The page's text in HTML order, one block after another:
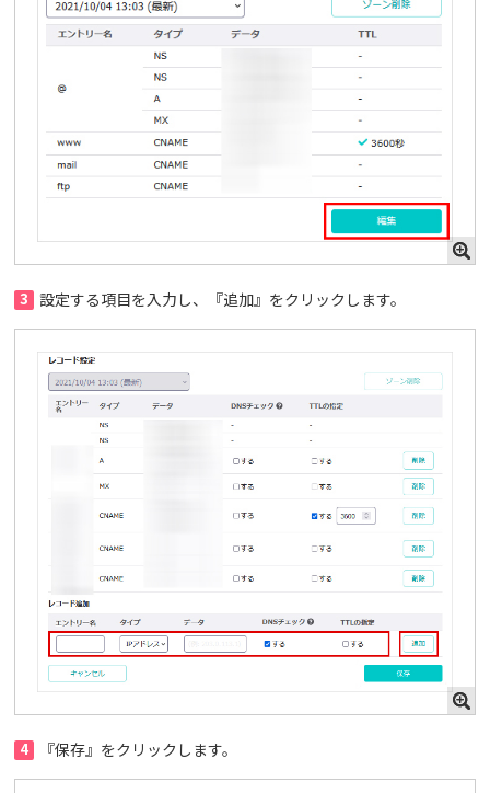
3 設定する項目を入力し、『追加』をクリックします。
4 『保存』をクリックします。